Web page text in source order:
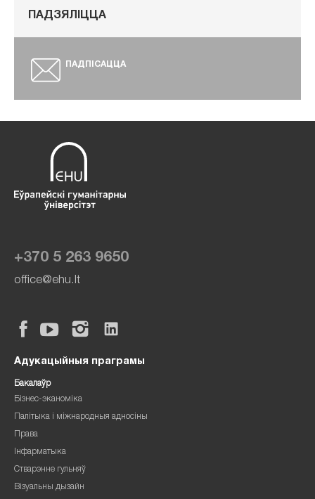
ПАДЗЯЛІЦЦА
ПАДПІСАЦЦА
+370 5 263 9650
office@ehu.lt
Адукацыйныя праграмы
Бакалаўр
Бізнес-эканоміка
Палітыка і міжнародныя адносіны
Права
Інфарматыка
Стварэнне гульняў
Візуальны дызайн